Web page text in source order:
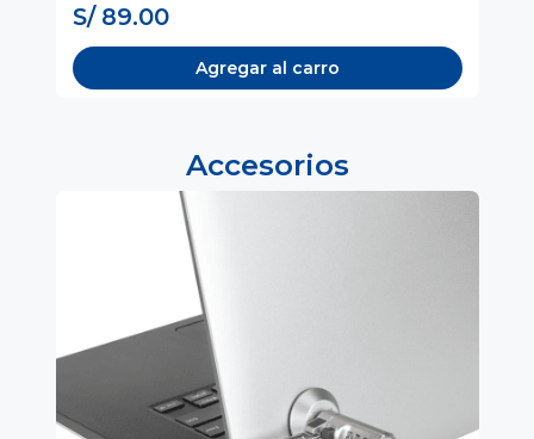
S/ 89.00
Agregar al carro
Accesorios